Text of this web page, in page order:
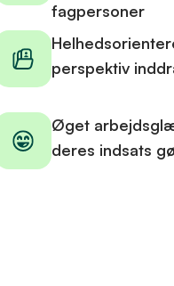
fagpersoner
perspektiv
Øget
deres indsats